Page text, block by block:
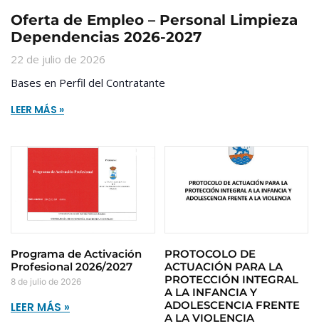
Oferta de Empleo – Personal Limpieza
Dependencias 2026-2027
22 de julio de 2026
Bases en Perfil del Contratante
LEER MÁS »
Programa de Activación
Profesional 2026/2027
8 de julio de 2026
LEER MÁS »
PROTOCOLO DE
ACTUACIÓN PARA LA
PROTECCIÓN INTEGRAL
A LA INFANCIA Y
ADOLESCENCIA FRENTE
A LA VIOLENCIA